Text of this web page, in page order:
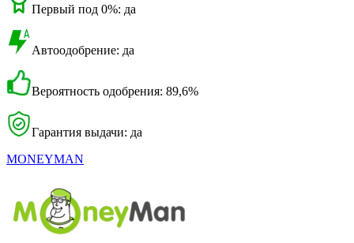
Первый под 0%: да
Автоодобрение: да
Вероятность одобрения: 89,6%
Гарантия выдачи: да
MONEYMAN